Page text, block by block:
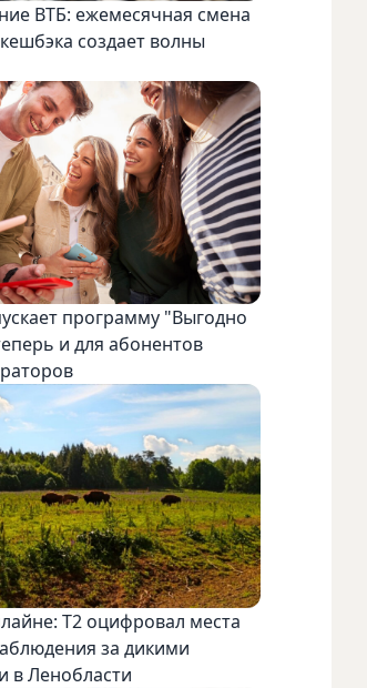
ВТБ: ежемесячная смена
создает волны
программу "Выгодно
и для абонентов
Т2 оцифровал места
за дикими
в Ленобласти